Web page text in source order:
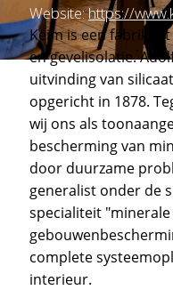
Website:https://
Keim is een
en gevelisolatie.
uitvinding van
opgericht in 1878.
wij ons als
bescherming van
door duurzame
generalist onder de
specialiteit
complete
interieur.